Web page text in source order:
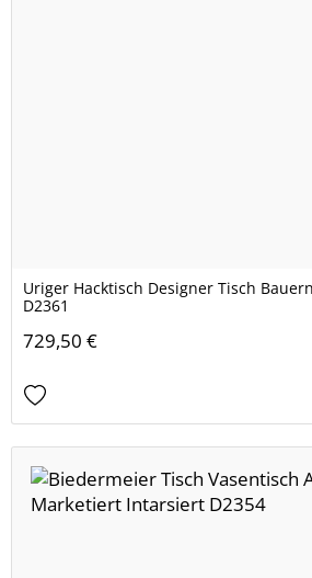
Uriger Hacktisch Designer Tisch
D2361
729,50 €